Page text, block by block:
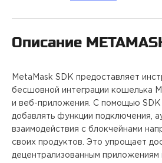
Описание
MetaMask SDK предоставляет
бесшовной интеграции кошелька
и веб-приложения. С помощью SDK
добавлять функции подключения,
взаимодействия с блокчейнами
своих продуктов. Это упрощает
децентрализованным